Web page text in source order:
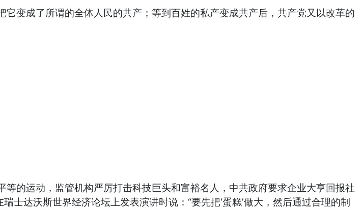
成了所谓的全体人民的共产；等到百姓的私产变成共产后，共产党又以改革的
运动，监管机构严厉打击科技巨头和富裕名人，中共政府要求企业大亨回报社
达沃斯世界经济论坛上发表演讲时说：“要先把‘蛋糕’做大，然后通过合理的制